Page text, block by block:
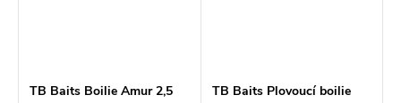
TB Baits Boilie Amur 2,5
TB Baits Plovoucí boilie